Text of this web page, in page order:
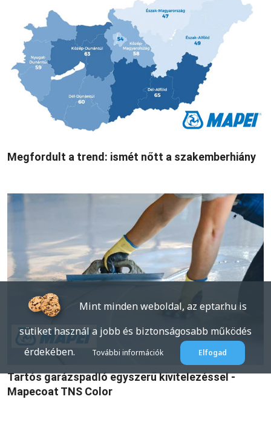
Megfordult a trend: ismét nőtt a szakemberhiány
Tartós garázspadló egyszerű kivitelezéssel -
Mapecoat TNS Color
Mint minden weboldal, az eptar.hu is
sütiket használ a jobb és biztonságosabb működés
érdekében.
További információk Elfogad